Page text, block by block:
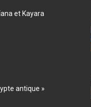
et Kayara
antique »